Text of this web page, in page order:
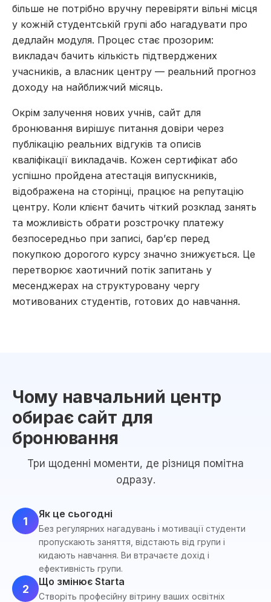
більше не потрібно вручну перевіряти вільні місця
у кожній студентській групі або нагадувати про
дедлайн модуля. Процес стає прозорим:
викладач бачить кількість підтверджених
учасників, а власник центру — реальний прогноз
доходу на найближчий місяць.
Окрім залучення нових учнів, сайт для
бронювання вирішує питання довіри через
публікацію реальних відгуків та описів
кваліфікації викладачів. Кожен сертифікат або
успішно пройдена атестація випускників,
відображена на сторінці, працює на репутацію
центру. Коли клієнт бачить чіткий розклад занять
та можливість обрати розстрочку платежу
безпосередньо при записі, бар’єр перед
покупкою дорогого курсу значно знижується. Це
перетворює хаотичний потік запитань у
месенджерах на структуровану чергу
мотивованих студентів, готових до навчання.
Чому навчальний центр
обирає сайт для
бронювання
Три щоденні моменти, де різниця помітна
одразу.
1
Як це сьогодні
Без регулярних нагадувань і мотивації студенти
пропускають заняття, відстають від групи і
кидають навчання. Ви втрачаєте дохід і
ефективність групи.
2
Що змінює Starta
Створіть професійну вітрину ваших освітніх